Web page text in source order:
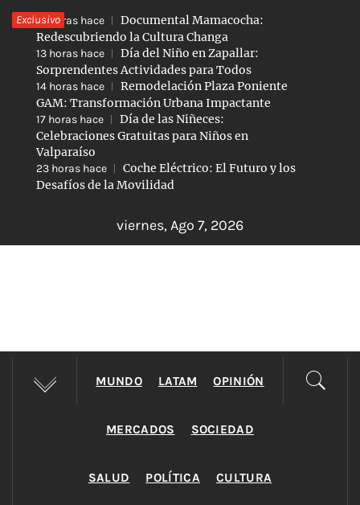
Saltar
contenido
Exclusivo
10 horas hace
Documental Mamacocha:
Redescubriendo la Cultura Changa
13 horas hace
Día del Niño en Zapallar:
Sorprendentes Actividades para Todos
14 horas hace
Remodelación Plaza Poniente
GAM: Transformación Urbana Impactante
17 horas hace
Día de las Niñeces:
Celebraciones Gratuitas para Niños en
Valparaíso
23 horas hace
Coche Eléctrico: El Futuro y los
Desafíos de la Movilidad
viernes, Ago 7, 2026
MUNDO LATAM OPINIÓN
MERCADOS SOCIEDAD
SALUD POLÍTICA CULTURA